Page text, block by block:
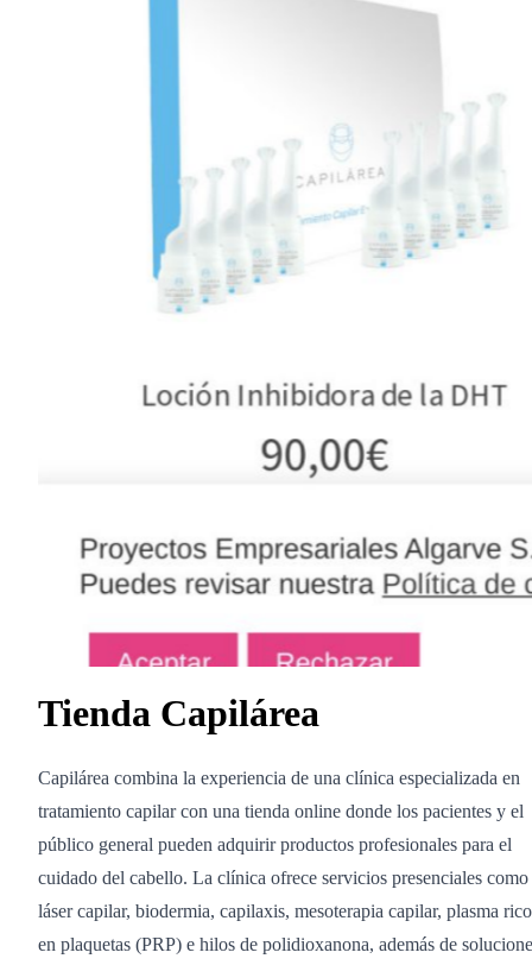
Tienda Capilárea
Capilárea combina la experiencia de una clínica especializada en
tratamiento capilar con una tienda online donde los pacientes y el
público general pueden adquirir productos profesionales para el
cuidado del cabello. La clínica ofrece servicios presenciales como
láser capilar, biodermia, capilaxis, mesoterapia capilar, plasma rico
en plaquetas (PRP) e hilos de polidioxanona, además de